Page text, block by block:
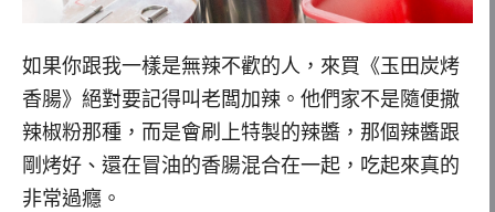
如果你跟我一樣是無辣不歡的人，來買《玉田炭烤
香腸》絕對要記得叫老闆加辣。他們家不是隨便撒
辣椒粉那種，而是會刷上特製的辣醬，那個辣醬跟
剛烤好、還在冒油的香腸混合在一起，吃起來真的
非常過癮。